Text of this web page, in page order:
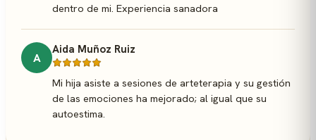
dentro de mi. Experiencia sanadora
A
Aida Muñoz Ruiz
Mi hija asiste a sesiones de arteterapia y su gestión
de las emociones ha mejorado; al igual que su
autoestima.